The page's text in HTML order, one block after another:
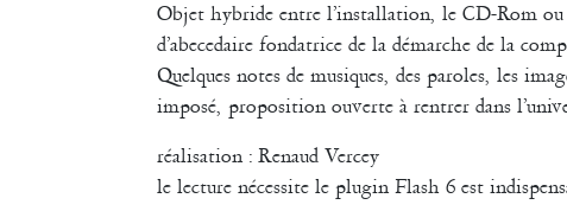
Objet hybride entre l’installation, le CD-Rom ou
d’abecedaire fondatrice de la démarche de la
Quelques notes de musiques, des paroles, les
imposé, proposition ouverte à rentrer dans
réalisation : Renaud Vercey
le lecture nécessite le plugin Flash 6 est